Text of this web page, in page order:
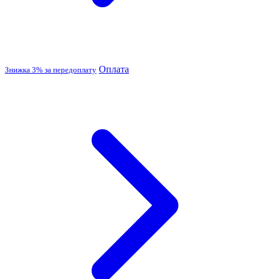
Знижка 3% за передоплату Оплата